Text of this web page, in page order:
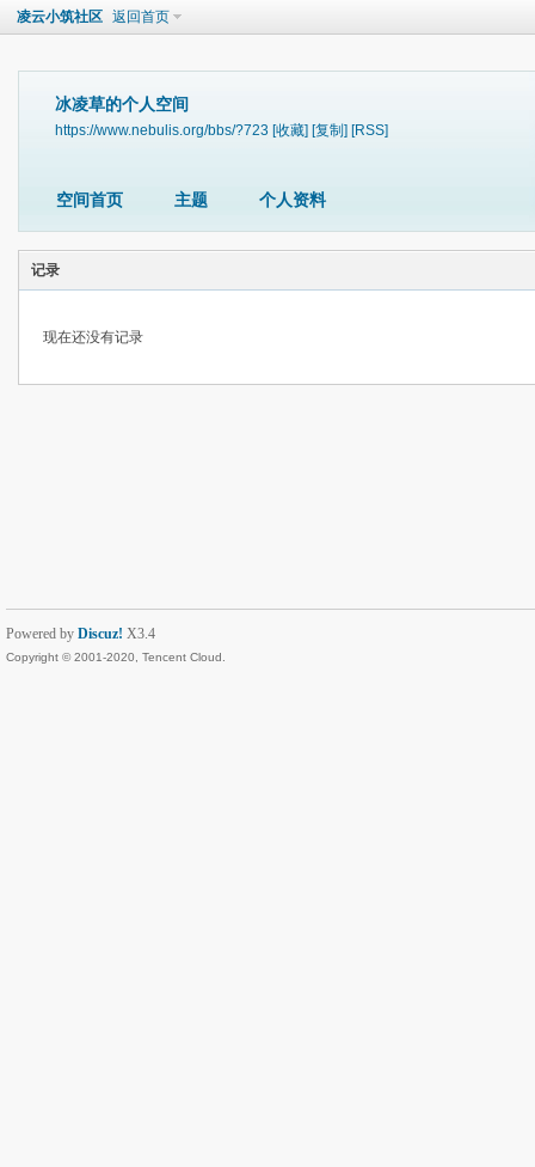
凌云小筑社区 返回首页
冰凌草的个人空间
https://www.nebulis.org/bbs/?723 [收藏] [复制] [RSS]
空间首页 主题 个人资料
记录
现在还没有记录
Powered by Discuz! X3.4
Copyright © 2001-2020, Tencent Cloud.